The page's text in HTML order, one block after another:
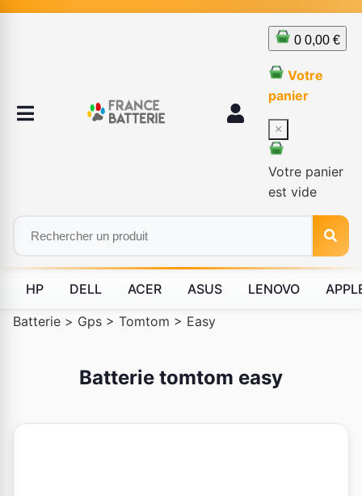
0 0,00 €
Votre
panier
×
Votre panier
est vide
HP DELL ACER ASUS LENOVO
Batterie > Gps > Tomtom > Easy
Batterie tomtom easy